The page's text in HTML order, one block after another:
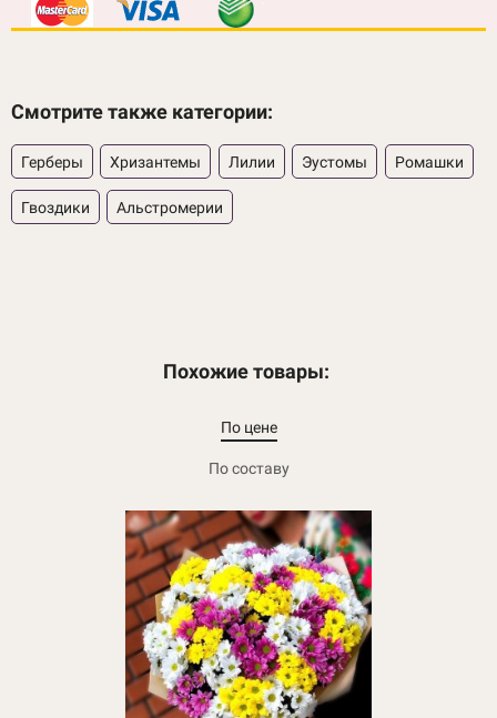
Смотрите также категории:
Герберы Хризантемы Лилии Эустомы Ромашки
Гвоздики Альстромерии
Похожие товары:
По цене
По составу